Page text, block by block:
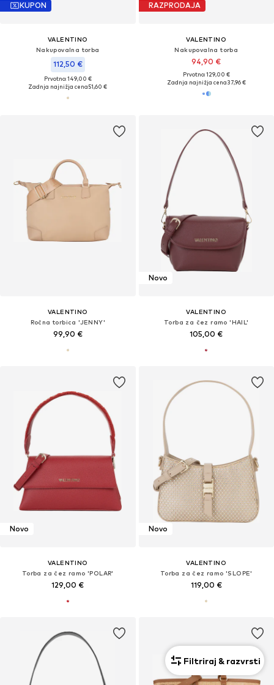
KUPON
VALENTINO
Nakupovalna torba
112,50 €
Prvotno: 149,00 €
Zadnja najnižja cena51,60 €
RAZPRODAJA
VALENTINO
Nakupovalna torba
94,90 €
Prvotno: 129,00 €
Zadnja najnižja cena37,96 €
VALENTINO
Ročna torbica 'JENNY'
99,90 €
Novo
VALENTINO
Torba za čez ramo 'HAIL'
105,00 €
Novo
VALENTINO
Torba za čez ramo 'POLAR'
129,00 €
Novo
VALENTINO
Torba za čez ramo 'SLOPE'
119,00 €
Filtriraj & razvrsti